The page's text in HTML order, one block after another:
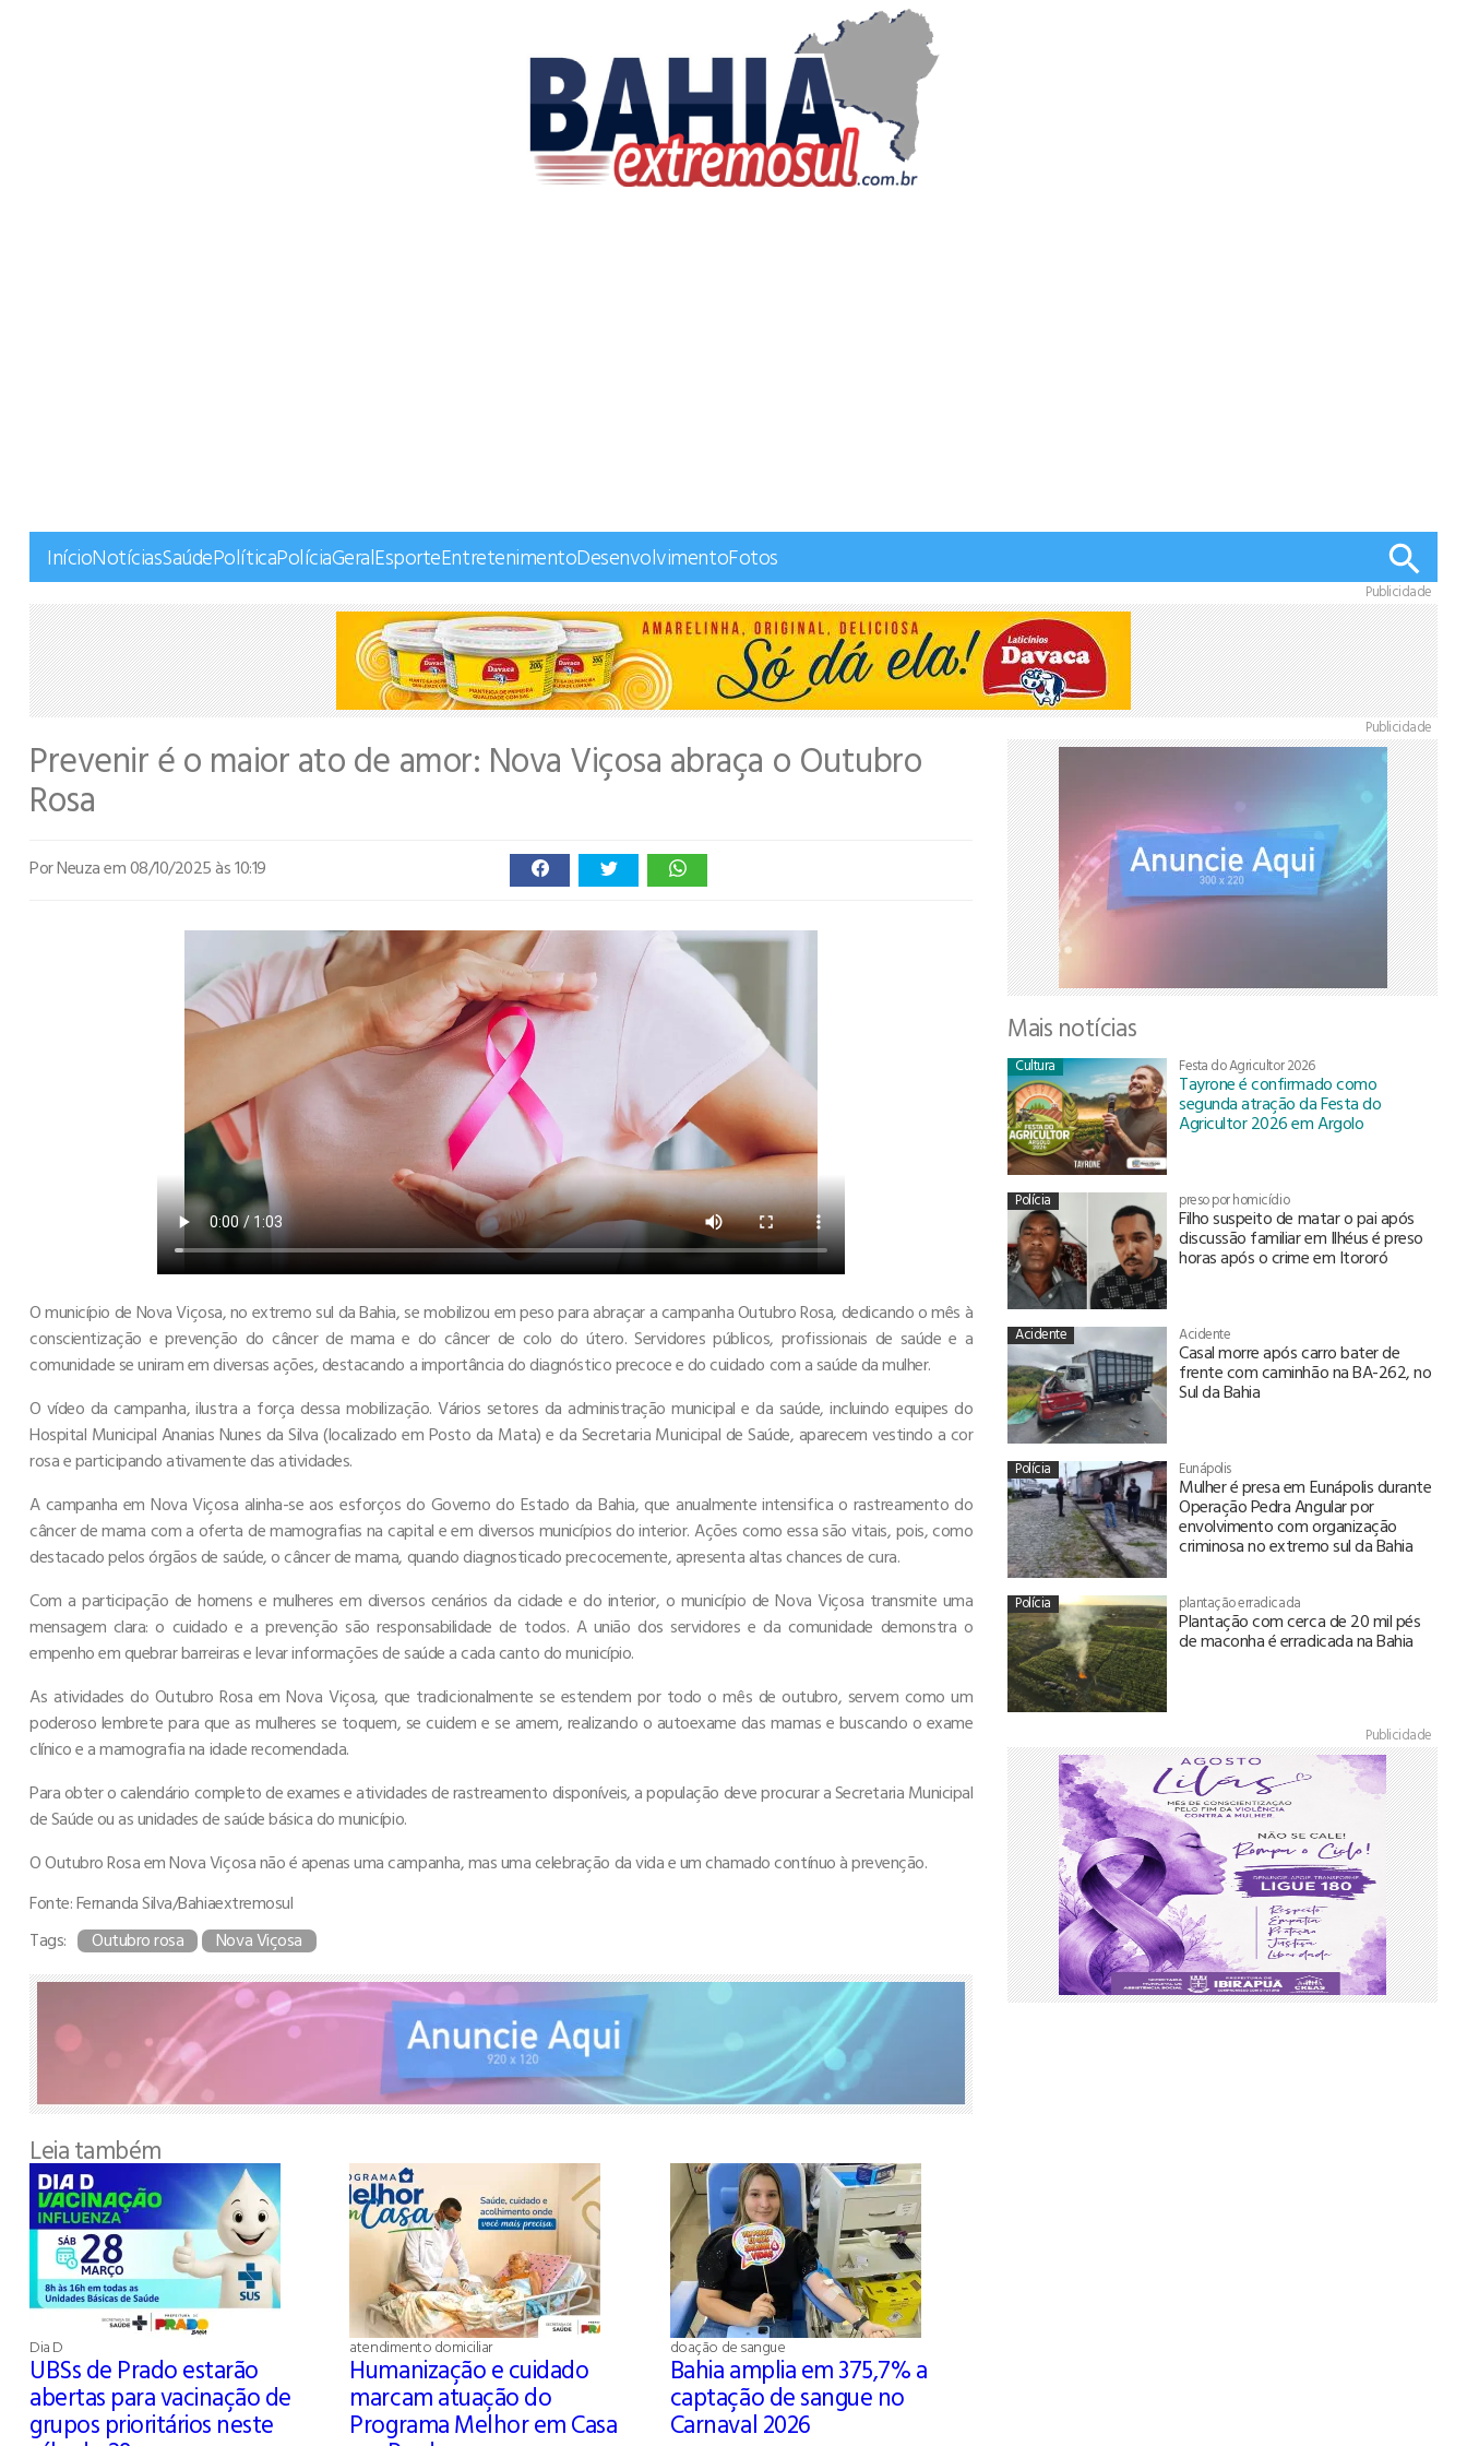
InícioNotíciasSaúdePolíticaPolíciaGeralEsporteEntretenimentoDesenvolvimentoFotos
Publicidade
Prevenir é o maior ato de amor: Nova Viçosa abraça o Outubro
Rosa
Por Neuzaem 08/10/2025 às 10:19
O município de Nova Viçosa, no extremo sul da Bahia, se mobilizou em peso para abraçar a campanha Outubro Rosa, dedicando o mês à
conscientização e prevenção do câncer de mama e do câncer de colo do útero. Servidores públicos, profissionais de saúde e a
comunidade se uniram em diversas ações, destacando a importância do diagnóstico precoce e do cuidado com a saúde da mulher.
O vídeo da campanha, ilustra a força dessa mobilização. Vários setores da administração municipal e da saúde, incluindo equipes do
Hospital Municipal Ananias Nunes da Silva (localizado em Posto da Mata) e da Secretaria Municipal de Saúde, aparecem vestindo a cor
rosa e participando ativamente das atividades.
A campanha em Nova Viçosa alinha-se aos esforços do Governo do Estado da Bahia, que anualmente intensifica o rastreamento do
câncer de mama com a oferta de mamografias na capital e em diversos municípios do interior. Ações como essa são vitais, pois, como
destacado pelos órgãos de saúde, o câncer de mama, quando diagnosticado precocemente, apresenta altas chances de cura.
Com a participação de homens e mulheres em diversos cenários da cidade e do interior, o município de Nova Viçosa transmite uma
mensagem clara: o cuidado e a prevenção são responsabilidade de todos. A união dos servidores e da comunidade demonstra o
empenho em quebrar barreiras e levar informações de saúde a cada canto do município.
As atividades do Outubro Rosa em Nova Viçosa, que tradicionalmente se estendem por todo o mês de outubro, servem como um
poderoso lembrete para que as mulheres se toquem, se cuidem e se amem, realizando o autoexame das mamas e buscando o exame
clínico e a mamografia na idade recomendada.
Para obter o calendário completo de exames e atividades de rastreamento disponíveis, a população deve procurar a Secretaria Municipal
de Saúde ou as unidades de saúde básica do município.
O Outubro Rosa em Nova Viçosa não é apenas uma campanha, mas uma celebração da vida e um chamado contínuo à prevenção.
Fonte: Fernanda Silva/Bahiaextremosul
Tags:
Outubro rosa Nova Viçosa
Leia também
Dia D
UBSs de Prado estarão
abertas para vacinação de
grupos prioritários neste
atendimento domiciliar
Humanização e cuidado
marcam atuação do
Programa Melhor em Casa
doação de sangue
Bahia amplia em 375,7% a
captação de sangue no
Carnaval 2026
Publicidade
Mais notícias
Cultura Festa do Agricultor 2026
Tayrone é confirmado como
segunda atração da Festa do
Agricultor 2026 em Argolo
Polícia preso por homicídio
Filho suspeito de matar o pai após
discussão familiar em Ilhéus é preso
horas após o crime em Itororó
Acidente Acidente
Casal morre após carro bater de
frente com caminhão na BA-262, no
Sul da Bahia
Polícia Eunápolis
Mulher é presa em Eunápolis durante
Operação Pedra Angular por
envolvimento com organização
criminosa no extremo sul da Bahia
Polícia plantação erradicada
Plantação com cerca de 20 mil pés
de maconha é erradicada na Bahia
Publicidade